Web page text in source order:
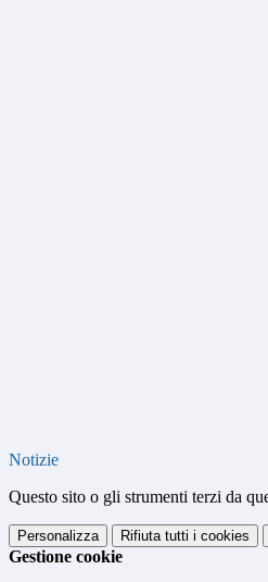
Notizie
Questo sito o gli strumenti terzi da
Personalizza Rifiuta tutti i cookies
Gestione cookie